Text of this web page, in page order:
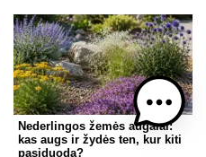
Nederlingos žemės augalai:
kas augs ir žydės ten, kur kiti
pasiduoda?